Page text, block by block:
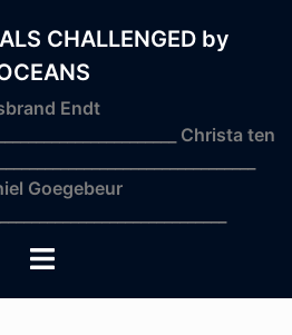
CHALLENGED by
Endt
Christa ten
Goegebeur
Toggle
menu